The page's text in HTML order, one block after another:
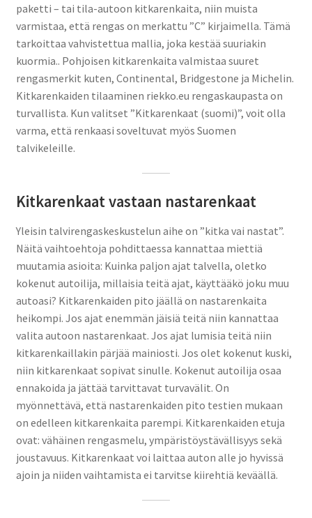
valikko
Rengastestit
Yhteys
paketti – tai tila-autoon kitkarenkaita, niin muista
varmistaa, että rengas on merkattu ”C” kirjaimella. Tämä
tarkoittaa vahvistettua mallia, joka kestää suuriakin
kuormia.. Pohjoisen kitkarenkaita valmistaa suuret
rengasmerkit kuten, Continental, Bridgestone ja Michelin.
Kitkarenkaiden tilaaminen riekko.eu rengaskaupasta on
turvallista. Kun valitset ”Kitkarenkaat (suomi)”, voit olla
varma, että renkaasi soveltuvat myös Suomen
talvikeleille.
Kitkarenkaat vastaan nastarenkaat
Yleisin talvirengaskeskustelun aihe on ”kitka vai nastat”.
Näitä vaihtoehtoja pohdittaessa kannattaa miettiä
muutamia asioita: Kuinka paljon ajat talvella, oletko
kokenut autoilija, millaisia teitä ajat, käyttääkö joku muu
autoasi? Kitkarenkaiden pito jäällä on nastarenkaita
heikompi. Jos ajat enemmän jäisiä teitä niin kannattaa
valita autoon nastarenkaat. Jos ajat lumisia teitä niin
kitkarenkaillakin pärjää mainiosti. Jos olet kokenut kuski,
niin kitkarenkaat sopivat sinulle. Kokenut autoilija osaa
ennakoida ja jättää tarvittavat turvavälit. On
myönnettävä, että nastarenkaiden pito testien mukaan
on edelleen kitkarenkaita parempi. Kitkarenkaiden etuja
ovat: vähäinen rengasmelu, ympäristöystävällisyys sekä
joustavuus. Kitkarenkaat voi laittaa auton alle jo hyvissä
ajoin ja niiden vaihtamista ei tarvitse kiirehtiä keväällä.